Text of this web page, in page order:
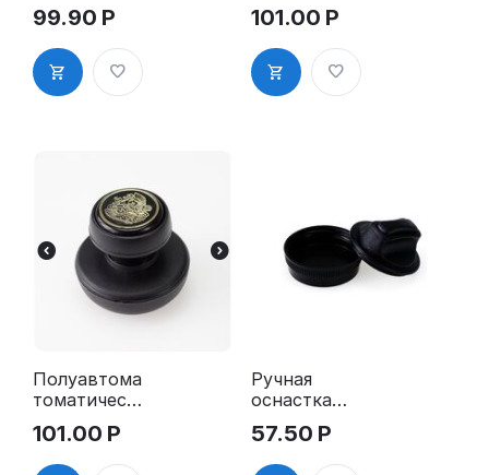
я оснастка
для печати,
д. 30 мм
99.90 Р
я оснастка
для печати -
"ТАБЛЕТКА"
, д. 40-42
мм"
101.00 Р
Полуавтома
томатическа
я оснастка
для печати,
д. 40-42 мм
101.00 Р
Ручная
оснастка
для печати -
"ТАБЛЕТКА"
, д. 30мм"
57.50 Р